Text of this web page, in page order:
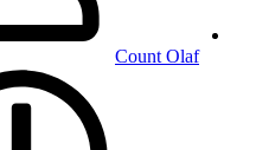
Count Olaf